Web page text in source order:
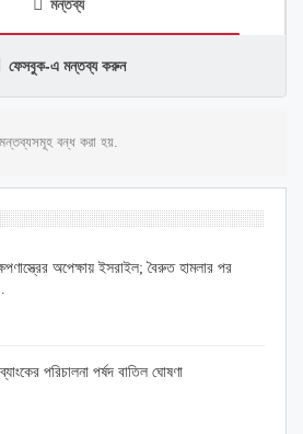
মন্তব্য
ফেসবুক-এ মন্তব্য করুন
মন্তব্যসমূহ বন্ধ করা হয়.
অপেক্ষায় ইসরাইল; বৈরুত হামলার পর
পরিচালনা পর্ষদ বাতিল ঘোষণা